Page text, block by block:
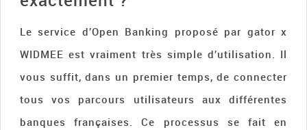
Le service d’Open Banking proposé par gator x
WIDMEE est vraiment très simple d’utilisation. Il
vous suffit, dans un premier temps, de connecter
tous vos parcours utilisateurs aux différentes
banques françaises. Ce processus se fait en